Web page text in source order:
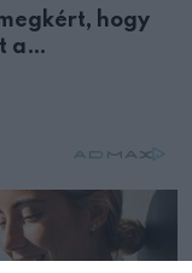
hogy
a